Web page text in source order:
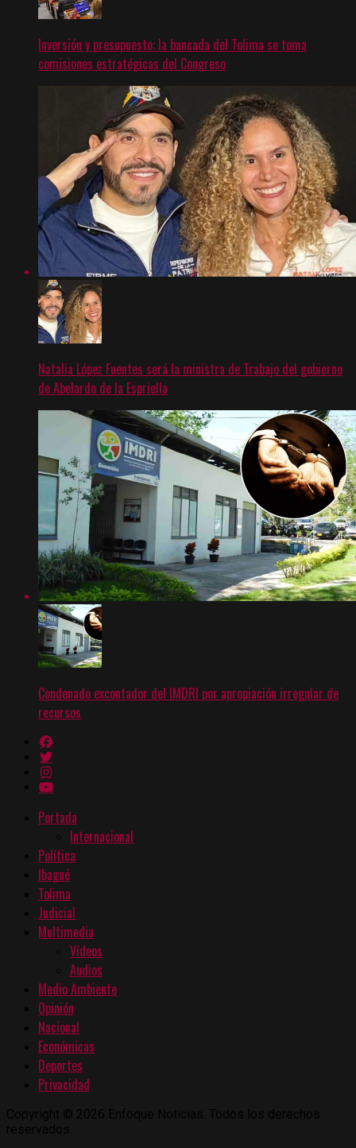
Inversión y presupuesto: la bancada del Tolima se toma
comisiones estratégicas del Congreso
Natalia López Fuentes será la ministra de Trabajo del gobierno
de Abelardo de la Espriella
Condenado excontador del IMDRI por apropiación irregular de
recursos
Portada
Internacional
Política
Ibagué
Tolima
Judicial
Multimedia
Vídeos
Audios
Medio Ambiente
Opinión
Nacional
Económicas
Deportes
Privacidad